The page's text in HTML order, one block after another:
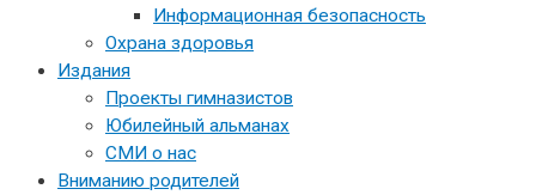
Информационная безопасность
Охрана здоровья
Издания
Проекты гимназистов
Юбилейный альманах
СМИ о нас
Вниманию родителей